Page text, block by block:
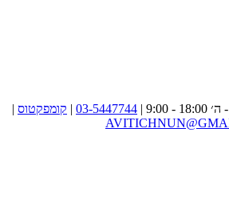
03-5447744
| קומפקטוס |